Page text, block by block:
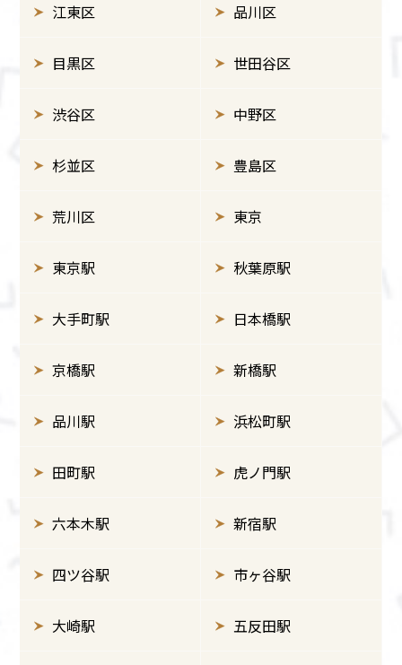
江東区 品川区
目黒区 世田谷区
渋谷区 中野区
杉並区 豊島区
荒川区 東京
東京駅 秋葉原駅
大手町駅 日本橋駅
京橋駅 新橋駅
品川駅 浜松町駅
田町駅 虎ノ門駅
六本木駅 新宿駅
四ツ谷駅 市ヶ谷駅
大崎駅 五反田駅